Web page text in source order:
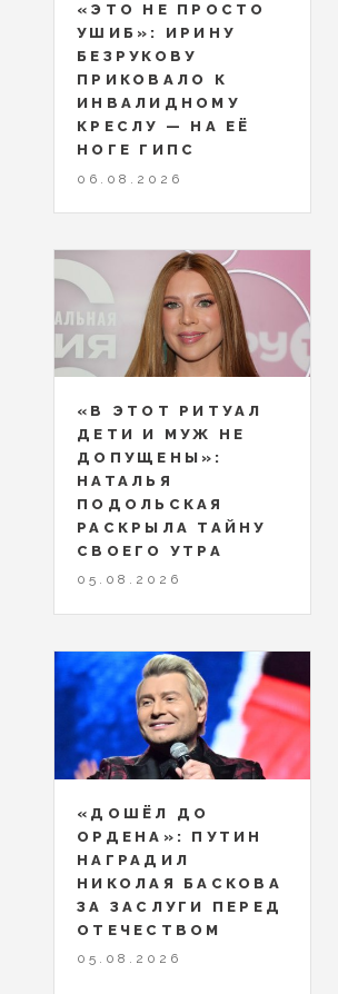
«ЭТО НЕ ПРОСТО
УШИБ»: ИРИНУ
БЕЗРУКОВУ
ПРИКОВАЛО К
ИНВАЛИДНОМУ
КРЕСЛУ — НА ЕЁ
НОГЕ ГИПС
06.08.2026
«В ЭТОТ РИТУАЛ
ДЕТИ И МУЖ НЕ
ДОПУЩЕНЫ»:
НАТАЛЬЯ
ПОДОЛЬСКАЯ
РАСКРЫЛА ТАЙНУ
СВОЕГО УТРА
05.08.2026
«ДОШЁЛ ДО
ОРДЕНА»: ПУТИН
НАГРАДИЛ
НИКОЛАЯ БАСКОВА
ЗА ЗАСЛУГИ ПЕРЕД
ОТЕЧЕСТВОМ
05.08.2026